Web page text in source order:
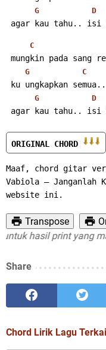
G D
agar kau tahu..
C
mungkin pada sang
G C
ku ungkapkan semua..
G D
agar kau tahu..
ORIGINAL CHORD
Maaf, chord gitar
Vabiola – Janganlah
website ini.
Transpose
hasil print yang
Share
Chord Lirik Lagu